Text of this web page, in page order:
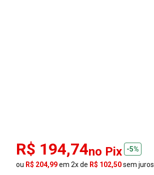
R$ 194,74no Pix
-5%
ou R$ 204,99em 2x de R$ 102,50sem juros